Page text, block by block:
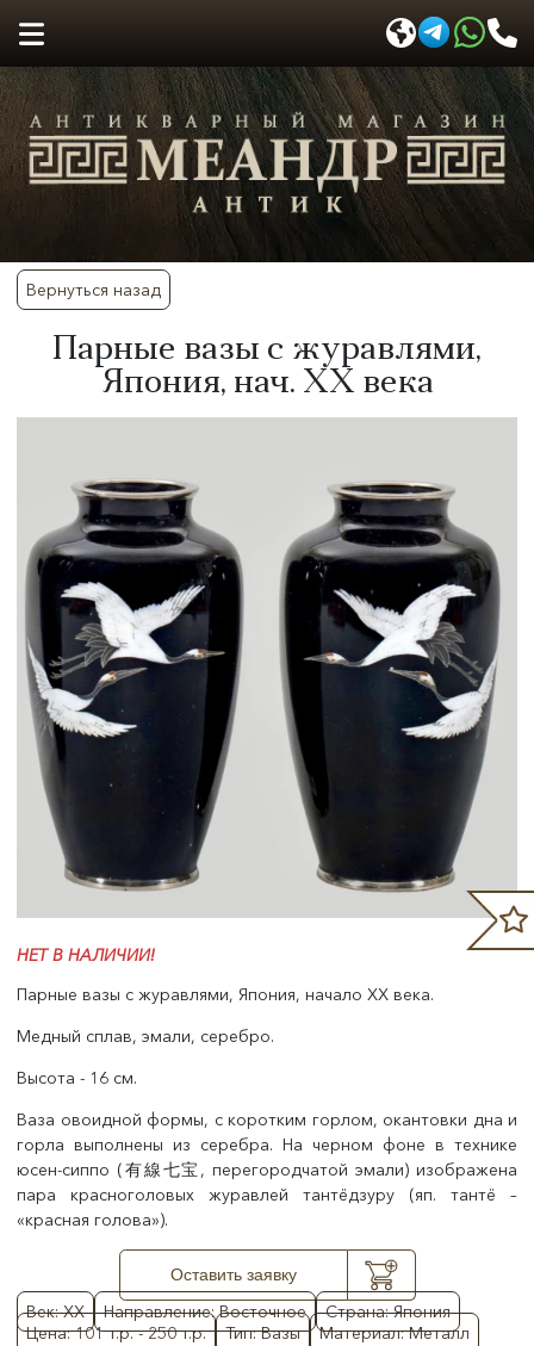
Вернуться назад
Парные вазы с журавлями,
Япония, нач. XX века
Век: XX Направление: Восточное
Страна: Япония
Цена: 101 т.р. - 250 т.р.
Тип: Вазы Материал: Металл
НЕТ В НАЛИЧИИ!
Парные вазы с журавлями, Япония, начало XX века.
Медный сплав, эмали, серебро.
Высота - 16 см.
Ваза овоидной формы, с коротким горлом, окантовки дна и
горла выполнены из серебра. На черном фоне в технике
юсен-сиппо (有線七宝, перегородчатой эмали) изображена
пара красноголовых журавлей тантёдзуру (яп. тантё –
«красная голова»).
Оставить заявку